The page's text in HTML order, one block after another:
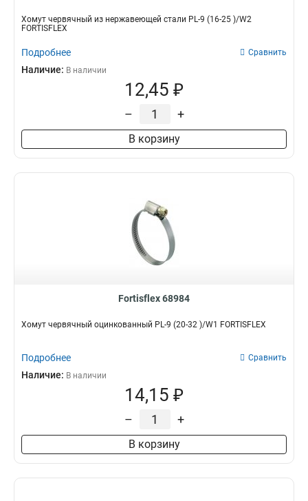
Хомут червячный из нержавеющей стали PL-9 (16-25 )/W2
FORTISFLEX
Подробнее Сравнить
Наличие: В наличии
12,45 ₽
– +
В корзину
Fortisflex 68984
Хомут червячный оцинкованный PL-9 (20-32 )/W1 FORTISFLEX
Подробнее Сравнить
Наличие: В наличии
14,15 ₽
– +
В корзину